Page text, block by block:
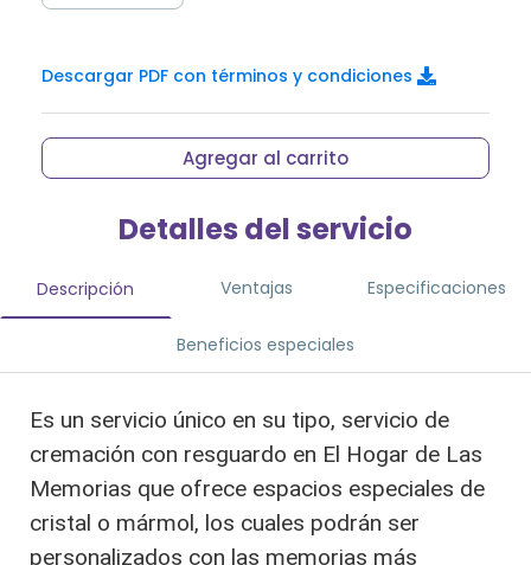
Descargar PDF con términos y condiciones
Agregar al carrito
Detalles del servicio
Descripción Ventajas Especificaciones
Beneficios especiales
Es un servicio único en su tipo, servicio de
cremación con resguardo en El Hogar de Las
Memorias que ofrece espacios especiales de
cristal o mármol, los cuales podrán ser
personalizados con las memorias más